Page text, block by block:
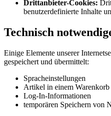
Drittanbieter-Cookies:
benutzerdefinierte Inhalte
Technisch
Einige Elemente unserer
gespeichert und übermittelt:
Spracheinstellungen
Artikel in einem Warenkorb
Log-In-Informationen
temporären Speichern von